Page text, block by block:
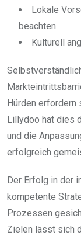
Lokale
beachten
Kulturell
Hürden
Lillydoo hat dies
und die
erfolgreich
Der Erfolg in der
kompetente
Prozessen
Zielen lässt sich